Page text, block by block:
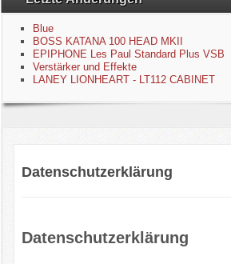
Links
Gästebuch
Blue
BOSS KATANA 100 HEAD MKII
EPIPHONE Les Paul Standard Plus VSB
Verstärker und Effekte
LANEY LIONHEART - LT112 CABINET
Datenschutzerklärung
Datenschutzerklärung